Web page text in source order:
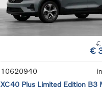
€
€
10620940
XC40 Plus Limited Edition B3